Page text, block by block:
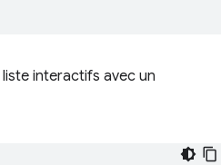
interactifs avec un